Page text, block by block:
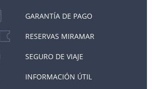
GARANTÍA DE PAGO
RESERVAS MIRAMAR
SEGURO DE VIAJE
INFORMACIÓN ÚTIL